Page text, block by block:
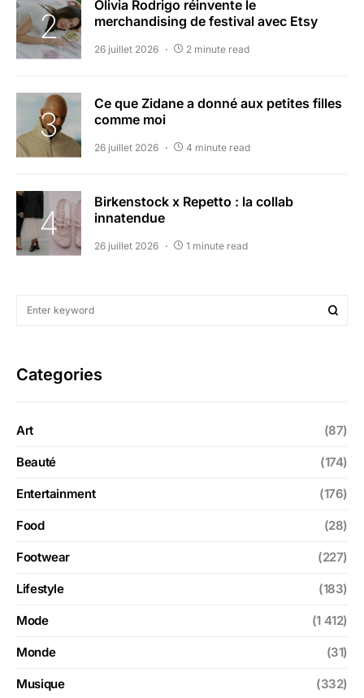
Olivia Rodrigo réinvente le
merchandising de festival avec Etsy
26 juillet 2026 2 minute read
Ce que Zidane a donné aux petites filles
comme moi
26 juillet 2026 4 minute read
Birkenstock x Repetto : la collab
innatendue
26 juillet 2026 1 minute read
Categories
Art (87)
Beauté (174)
Entertainment (176)
Food (28)
Footwear (227)
Lifestyle (183)
Mode (1 412)
Monde (31)
Musique (332)